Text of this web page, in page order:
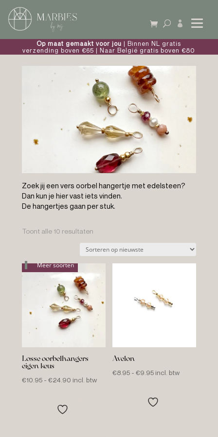

Op maat gemaakt voor jou | Binnen NL gratis
verzending boven €65 | Naar België gratis boven €80
Zoek jij een vers oorbel hangertje met edelsteen?
Dan kun je hier vast iets vinden.
De hangertjes gaan per stuk.
Toont alle 10 resultatenGesorteerd
nieuwste
Meer soorten
Losse oorbelhangers
eigen keus
€10.95 - €24.90Prijsklasse:
incl. btw
Avelon
€8.95 - €9.95Prijsklasse:
tot
incl. btw